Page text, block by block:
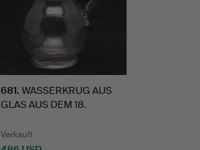
681. WASSERKRUG AUS
GLAS AUS DEM 18.
Verkauft